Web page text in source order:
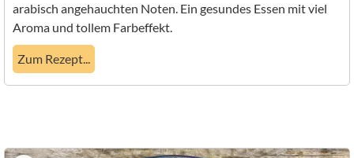
arabisch angehauchten Noten. Ein gesundes Essen mit viel
Aroma und tollem Farbeffekt.
Zum Rezept...